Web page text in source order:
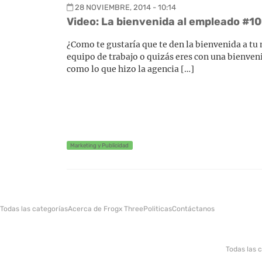
28 NOVIEMBRE, 2014 - 10:14
Video: La bienvenida al empleado
¿Como te gustaría que te den la bienvenida a
equipo de trabajo o quizás eres con una
como lo que hizo la agencia […]
Marketing y Publicidad
Todas las categoríasAcerca de Frogx ThreePoliticasContáctanos
Todas las